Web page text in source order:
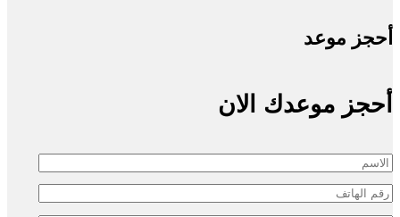
أحجز موعد
أحجز موعدك الان